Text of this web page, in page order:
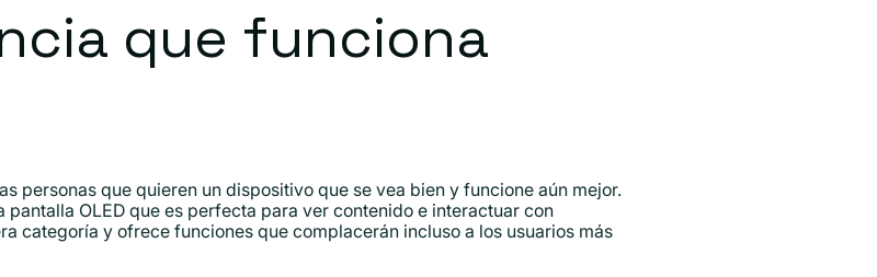
que funciona
personas que quieren un dispositivo que se vea bien y funcione aún mejor.
pantalla OLED que es perfecta para ver contenido e interactuar con
categoría y ofrece funciones que complacerán incluso a los usuarios más